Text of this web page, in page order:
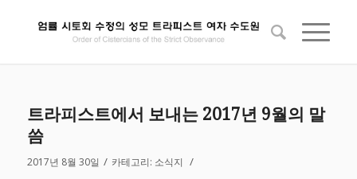
트라피스트에서 보내는 2017년 9월의 말
씀
2017년 8월 30일 / 카테고리: 소식지 /